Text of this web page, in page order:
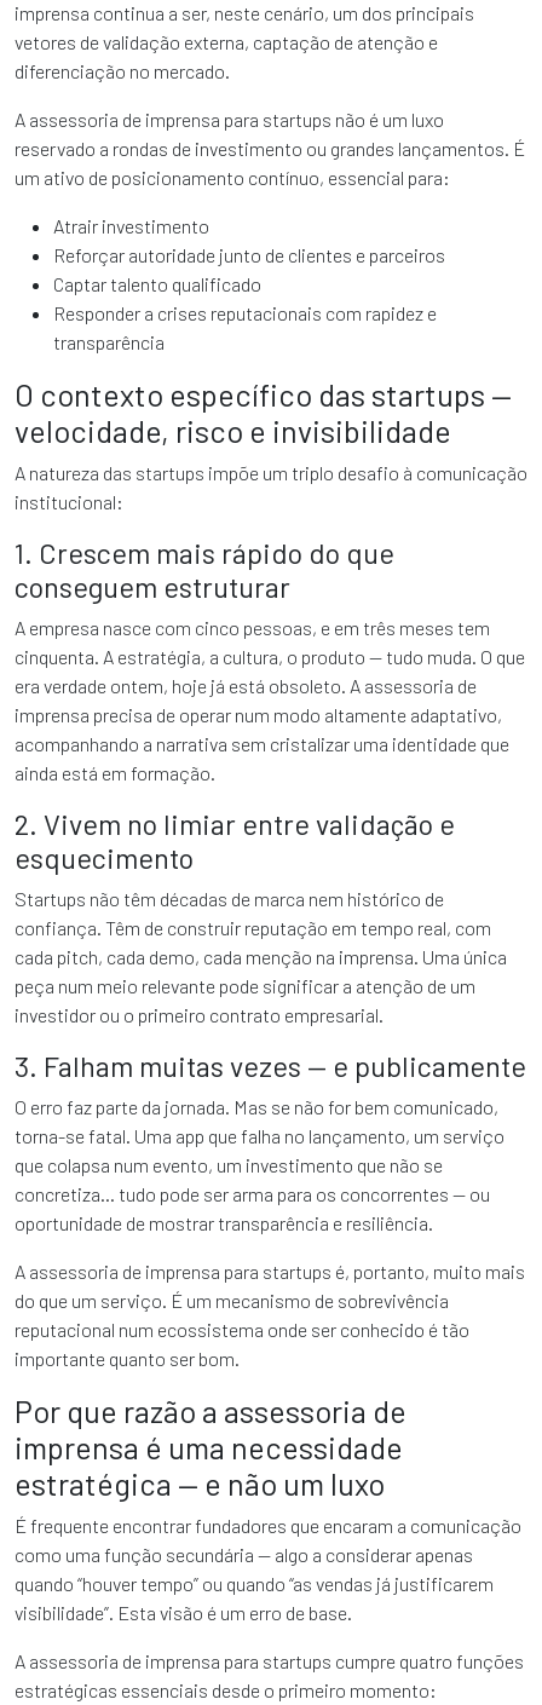
imprensa continua a ser, neste cenário, um dos principais
vetores de validação externa, captação de atenção e
diferenciação no mercado.
A assessoria de imprensa para startups não é um luxo
reservado a rondas de investimento ou grandes lançamentos. É
um ativo de posicionamento contínuo, essencial para:
Atrair investimento
Reforçar autoridade junto de clientes e parceiros
Captar talento qualificado
Responder a crises reputacionais com rapidez e
transparência
O contexto específico das startups —
velocidade, risco e invisibilidade
A natureza das startups impõe um triplo desafio à comunicação
institucional:
1. Crescem mais rápido do que
conseguem estruturar
A empresa nasce com cinco pessoas, e em três meses tem
cinquenta. A estratégia, a cultura, o produto — tudo muda. O que
era verdade ontem, hoje já está obsoleto. A assessoria de
imprensa precisa de operar num modo altamente adaptativo,
acompanhando a narrativa sem cristalizar uma identidade que
ainda está em formação.
2. Vivem no limiar entre validação e
esquecimento
Startups não têm décadas de marca nem histórico de
confiança. Têm de construir reputação em tempo real, com
cada pitch, cada demo, cada menção na imprensa. Uma única
peça num meio relevante pode significar a atenção de um
investidor ou o primeiro contrato empresarial.
3. Falham muitas vezes — e publicamente
O erro faz parte da jornada. Mas se não for bem comunicado,
torna-se fatal. Uma app que falha no lançamento, um serviço
que colapsa num evento, um investimento que não se
concretiza… tudo pode ser arma para os concorrentes — ou
oportunidade de mostrar transparência e resiliência.
A assessoria de imprensa para startups é, portanto, muito mais
do que um serviço. É um mecanismo de sobrevivência
reputacional num ecossistema onde ser conhecido é tão
importante quanto ser bom.
Por que razão a assessoria de
imprensa é uma necessidade
estratégica — e não um luxo
É frequente encontrar fundadores que encaram a comunicação
como uma função secundária — algo a considerar apenas
quando “houver tempo” ou quando “as vendas já justificarem
visibilidade”. Esta visão é um erro de base.
A assessoria de imprensa para startups cumpre quatro funções
estratégicas essenciais desde o primeiro momento: